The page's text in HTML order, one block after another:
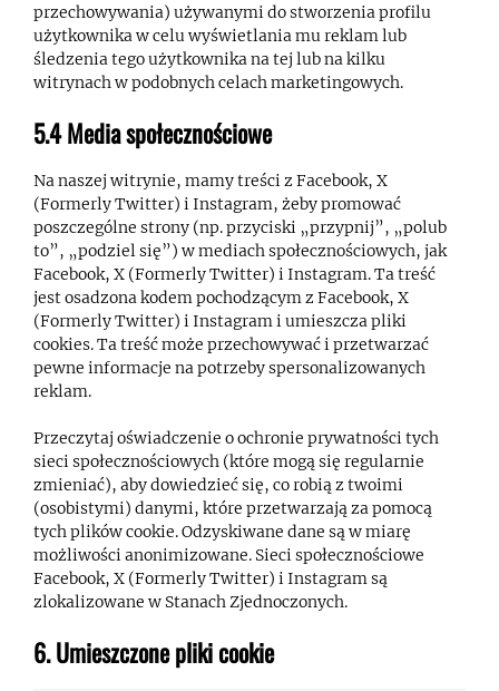
przechowywania) używanymi do stworzenia profilu
użytkownika w celu wyświetlania mu reklam lub
śledzenia tego użytkownika na tej lub na kilku
witrynach w podobnych celach marketingowych.
5.4 Media społecznościowe
Na naszej witrynie, mamy treści z Facebook, X
(Formerly Twitter) i Instagram, żeby promować
poszczególne strony (np. przyciski „przypnij”, „polub
to”, „podziel się”) w mediach społecznościowych, jak
Facebook, X (Formerly Twitter) i Instagram. Ta treść
jest osadzona kodem pochodzącym z Facebook, X
(Formerly Twitter) i Instagram i umieszcza pliki
cookies. Ta treść może przechowywać i przetwarzać
pewne informacje na potrzeby spersonalizowanych
reklam.
Przeczytaj oświadczenie o ochronie prywatności tych
sieci społecznościowych (które mogą się regularnie
zmieniać), aby dowiedzieć się, co robią z twoimi
(osobistymi) danymi, które przetwarzają za pomocą
tych plików cookie. Odzyskiwane dane są w miarę
możliwości anonimizowane. Sieci społecznościowe
Facebook, X (Formerly Twitter) i Instagram są
zlokalizowane w Stanach Zjednoczonych.
6. Umieszczone pliki cookie